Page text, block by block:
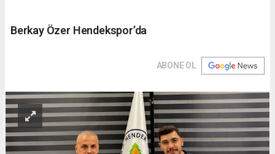
Berkay Özer Hendekspor’da
ABONE OL